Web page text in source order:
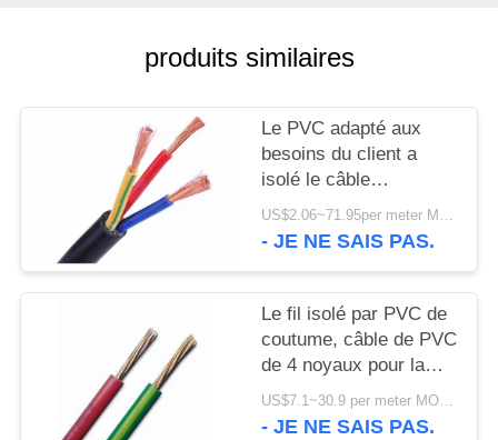
POLITIQUE
CONFIDENTIALITÉ
produits similaires
Le PVC adapté aux
besoins du client a
isolé le câble
600/tension évaluée
par 1000V avec le demi
US$2.06~71.95per meter MOQ:compteur de 1000
- JE NE SAIS PAS.
Le fil isolé par PVC de
coutume, câble de PVC
de 4 noyaux pour la
distribution d'énergie
raye l'OIN approuvée
US$7.1~30.9 per meter MOQ:2000meter
- JE NE SAIS PAS.